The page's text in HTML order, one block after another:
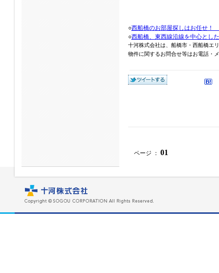
○西船橋のお部屋探しはお任せ！
○西船橋、東西線沿線を中心とし
十河株式会社は、船橋市・西船橋エ
物件に関するお問合せ等はお電話・
ページ ： 01